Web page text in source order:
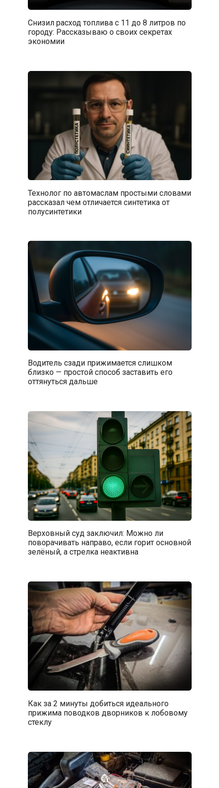
Снизил расход топлива с 11 до 8 литров по
городу: Рассказываю о своих секретах
экономии
Технолог по автомаслам простыми словами
рассказал чем отличается синтетика от
полусинтетики
Водитель сзади прижимается слишком
близко — простой способ заставить его
оттянуться дальше
Верховный суд заключил: Можно ли
поворачивать направо, если горит основной
зелёный, а стрелка неактивна
Как за 2 минуты добиться идеального
прижима поводков дворников к лобовому
стеклу